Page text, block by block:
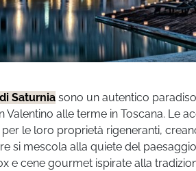
Saturnia sono un autentico
Valentino alle terme in Toscana. Le
le loro proprietà rigeneranti,
si mescola alla quiete del
e cene gourmet ispirate alla